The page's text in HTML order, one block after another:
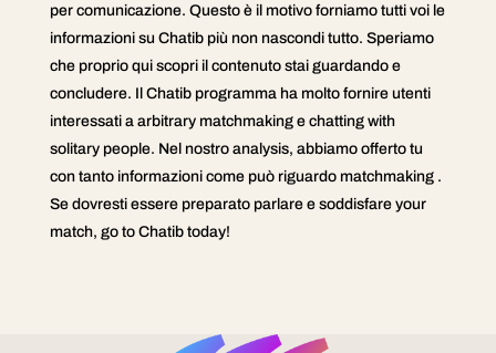
per comunicazione. Questo è il motivo forniamo tutti voi le
informazioni su Chatib più non nascondi tutto. Speriamo
che proprio qui scopri il contenuto stai guardando e
concludere. Il Chatib programma ha molto fornire utenti
interessati a arbitrary matchmaking e chatting with
solitary people. Nel nostro analysis, abbiamo offerto tu
con tanto informazioni come può riguardo matchmaking .
Se dovresti essere preparato parlare e soddisfare your
match, go to Chatib today!